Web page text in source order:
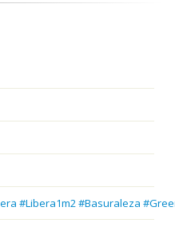
#Libera1m2 #Basuraleza